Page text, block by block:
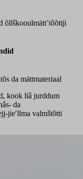
õllškooulmättʼtõõttji
da mättmateriaal
kook liâ jurddum
da
jieʹllma valmštõtti